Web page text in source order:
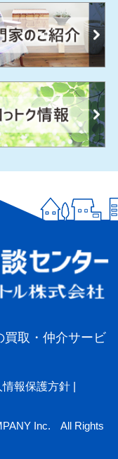
買取・仲介サービ
情報保護方針|
Inc. All Rights